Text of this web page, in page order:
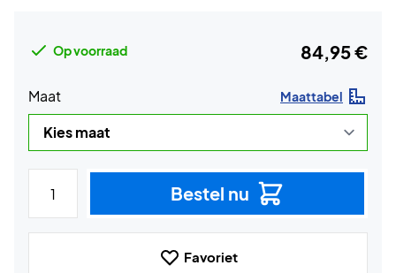
Op voorraad 84,95 €
Maat Maattabel
Bestel nu
Favoriet